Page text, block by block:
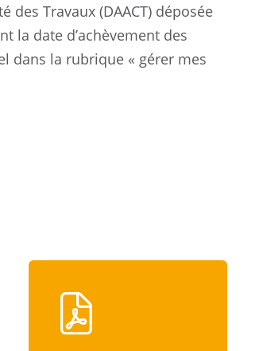
Travaux (DAACT) déposée
la date d’achèvement des
dans la rubrique « gérer mes